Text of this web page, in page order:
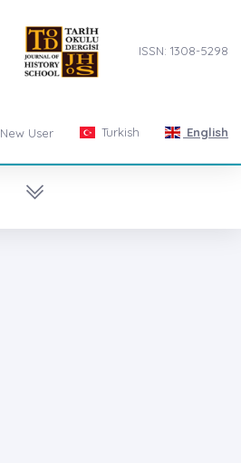
ISSN: 1308-5298
New User Turkish English